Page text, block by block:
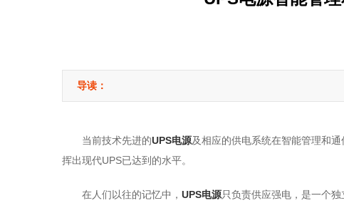
导读：
当前技术先进的UPS电源及相应的供电系统在智能管理和
挥出现代UPS已达到的水平。
在人们以往的记忆中， UPS电源只负责供应强电，是一个